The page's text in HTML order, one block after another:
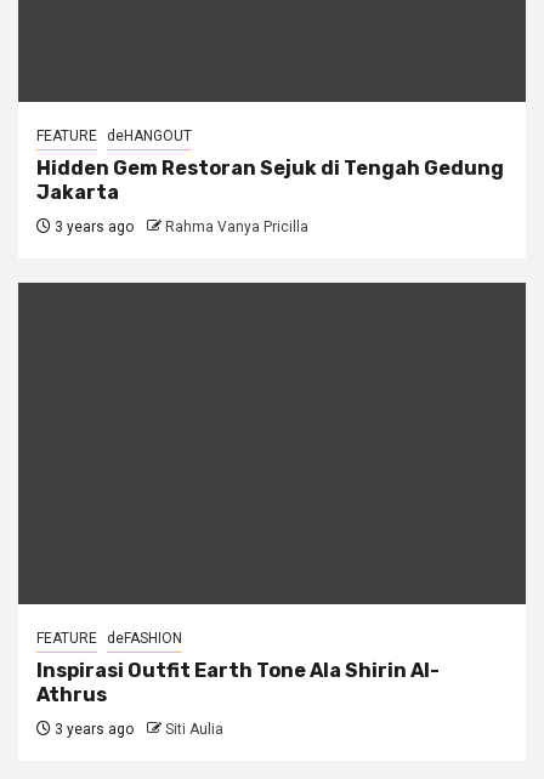
FEATURE deHANGOUT
Hidden Gem Restoran Sejuk di Tengah Gedung
Jakarta
3 years ago Rahma Vanya Pricilla
FEATURE deFASHION
Inspirasi Outfit Earth Tone Ala Shirin Al-
Athrus
3 years ago Siti Aulia